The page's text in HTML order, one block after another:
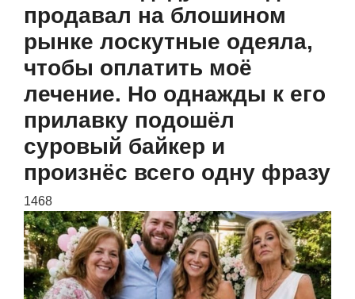
продавал на блошином
рынке лоскутные одеяла,
чтобы оплатить моё
лечение. Но однажды к его
прилавку подошёл
суровый байкер и
произнёс всего одну фразу
1468